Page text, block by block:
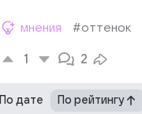
мнения #оттенок
1 2
По дате По рейтингу